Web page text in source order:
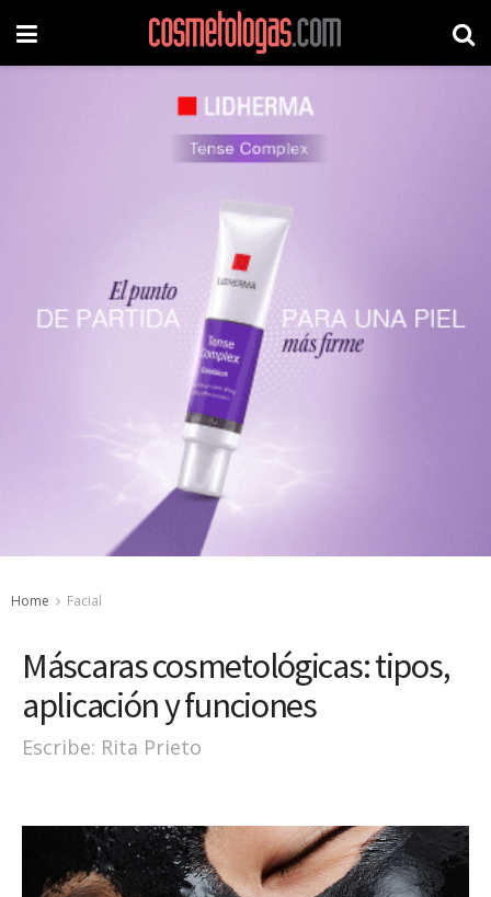
Home Facial
Máscaras cosmetológicas: tipos,
aplicación y funciones
Escribe: Rita Prieto